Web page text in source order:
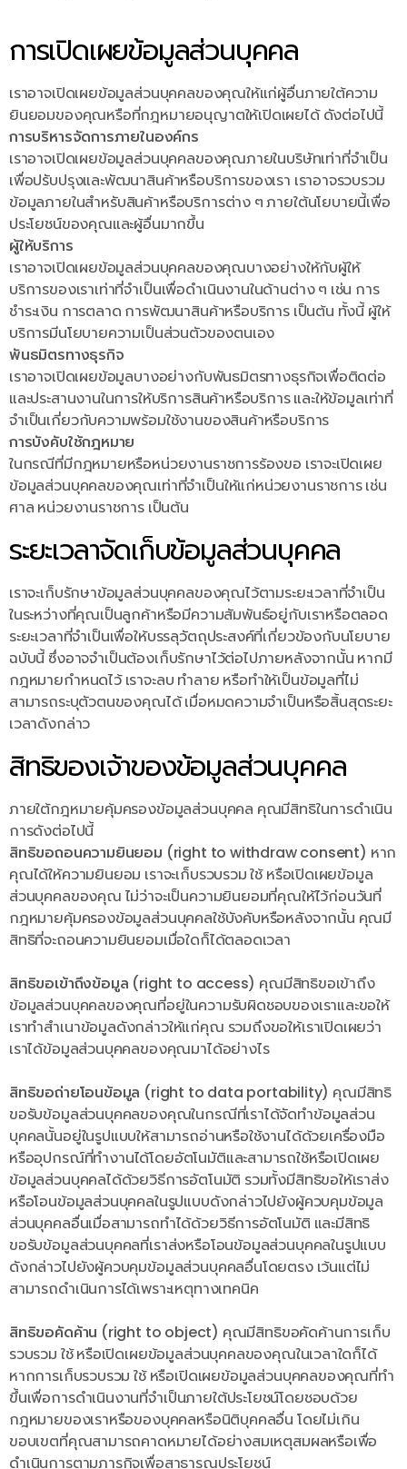
การเปิดเผยข้อมูลส่วนบุคคล
เราอาจเปิดเผยข้อมูลส่วนบุคคลของคุณให้แก่ผู้อื่นภายใต้ความ
ยินยอมของคุณหรือที่กฎหมายอนุญาตให้เปิดเผยได้ ดังต่อไปนี้
การบริหารจัดการภายในองค์กร
เราอาจเปิดเผยข้อมูลส่วนบุคคลของคุณภายในบริษัทเท่าที่จำเป็น
เพื่อปรับปรุงและพัฒนาสินค้าหรือบริการของเรา เราอาจรวบรวม
ข้อมูลภายในสำหรับสินค้าหรือบริการต่าง ๆ ภายใต้นโยบายนี้เพื่อ
ประโยชน์ของคุณและผู้อื่นมากขึ้น
ผู้ให้บริการ
เราอาจเปิดเผยข้อมูลส่วนบุคคลของคุณบางอย่างให้กับผู้ให้
บริการของเราเท่าที่จำเป็นเพื่อดำเนินงานในด้านต่าง ๆ เช่น การ
ชำระเงิน การตลาด การพัฒนาสินค้าหรือบริการ เป็นต้น ทั้งนี้ ผู้ให้
บริการมีนโยบายความเป็นส่วนตัวของตนเอง
พันธมิตรทางธุรกิจ
เราอาจเปิดเผยข้อมูลบางอย่างกับพันธมิตรทางธุรกิจเพื่อติดต่อ
และประสานงานในการให้บริการสินค้าหรือบริการ และให้ข้อมูลเท่าที่
จำเป็นเกี่ยวกับความพร้อมใช้งานของสินค้าหรือบริการ
การบังคับใช้กฎหมาย
ในกรณีที่มีกฎหมายหรือหน่วยงานราชการร้องขอ เราจะเปิดเผย
ข้อมูลส่วนบุคคลของคุณเท่าที่จำเป็นให้แก่หน่วยงานราชการ เช่น
ศาล หน่วยงานราชการ เป็นต้น
ระยะเวลาจัดเก็บข้อมูลส่วนบุคคล
เราจะเก็บรักษาข้อมูลส่วนบุคคลของคุณไว้ตามระยะเวลาที่จำเป็น
ในระหว่างที่คุณเป็นลูกค้าหรือมีความสัมพันธ์อยู่กับเราหรือตลอด
ระยะเวลาที่จำเป็นเพื่อให้บรรลุวัตถุประสงค์ที่เกี่ยวข้องกับนโยบาย
ฉบับนี้ ซึ่งอาจจำเป็นต้องเก็บรักษาไว้ต่อไปภายหลังจากนั้น หากมี
กฎหมายกำหนดไว้ เราจะลบ ทำลาย หรือทำให้เป็นข้อมูลที่ไม่
สามารถระบุตัวตนของคุณได้ เมื่อหมดความจำเป็นหรือสิ้นสุดระยะ
เวลาดังกล่าว
สิทธิของเจ้าของข้อมูลส่วนบุคคล
ภายใต้กฎหมายคุ้มครองข้อมูลส่วนบุคคล คุณมีสิทธิในการดำเนิน
การดังต่อไปนี้
สิทธิขอถอนความยินยอม (right to withdraw consent) หาก
คุณได้ให้ความยินยอม เราจะเก็บรวบรวม ใช้ หรือเปิดเผยข้อมูล
ส่วนบุคคลของคุณ ไม่ว่าจะเป็นความยินยอมที่คุณให้ไว้ก่อนวันที่
กฎหมายคุ้มครองข้อมูลส่วนบุคคลใช้บังคับหรือหลังจากนั้น คุณมี
สิทธิที่จะถอนความยินยอมเมื่อใดก็ได้ตลอดเวลา
สิทธิขอเข้าถึงข้อมูล (right to access) คุณมีสิทธิขอเข้าถึง
ข้อมูลส่วนบุคคลของคุณที่อยู่ในความรับผิดชอบของเราและขอให้
เราทำสำเนาข้อมูลดังกล่าวให้แก่คุณ รวมถึงขอให้เราเปิดเผยว่า
เราได้ข้อมูลส่วนบุคคลของคุณมาได้อย่างไร
สิทธิขอถ่ายโอนข้อมูล (right to data portability) คุณมีสิทธิ
ขอรับข้อมูลส่วนบุคคลของคุณในกรณีที่เราได้จัดทำข้อมูลส่วน
บุคคลนั้นอยู่ในรูปแบบให้สามารถอ่านหรือใช้งานได้ด้วยเครื่องมือ
หรืออุปกรณ์ที่ทำงานได้โดยอัตโนมัติและสามารถใช้หรือเปิดเผย
ข้อมูลส่วนบุคคลได้ด้วยวิธีการอัตโนมัติ รวมทั้งมีสิทธิขอให้เราส่ง
หรือโอนข้อมูลส่วนบุคคลในรูปแบบดังกล่าวไปยังผู้ควบคุมข้อมูล
ส่วนบุคคลอื่นเมื่อสามารถทำได้ด้วยวิธีการอัตโนมัติ และมีสิทธิ
ขอรับข้อมูลส่วนบุคคลที่เราส่งหรือโอนข้อมูลส่วนบุคคลในรูปแบบ
ดังกล่าวไปยังผู้ควบคุมข้อมูลส่วนบุคคลอื่นโดยตรง เว้นแต่ไม่
สามารถดำเนินการได้เพราะเหตุทางเทคนิค
สิทธิขอคัดค้าน (right to object) คุณมีสิทธิขอคัดค้านการเก็บ
รวบรวม ใช้ หรือเปิดเผยข้อมูลส่วนบุคคลของคุณในเวลาใดก็ได้
หากการเก็บรวบรวม ใช้ หรือเปิดเผยข้อมูลส่วนบุคคลของคุณที่ทำ
ขึ้นเพื่อการดำเนินงานที่จำเป็นภายใต้ประโยชน์โดยชอบด้วย
กฎหมายของเราหรือของบุคคลหรือนิติบุคคลอื่น โดยไม่เกิน
ขอบเขตที่คุณสามารถคาดหมายได้อย่างสมเหตุสมผลหรือเพื่อ
ดำเนินการตามภารกิจเพื่อสาธารณประโยชน์